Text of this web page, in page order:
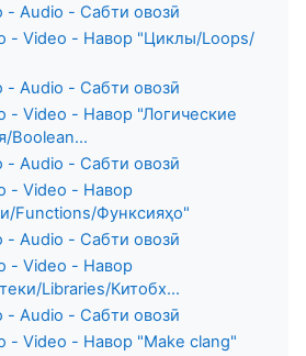
- Audio - Сабти овозӣ
- Video - Навор "Циклы/Loops/
- Audio - Сабти овозӣ
- Video - Навор "Логические
Boolean...
- Audio - Сабти овозӣ
- Video - Навор
Functions/Функсияҳо"
- Audio - Сабти овозӣ
- Video - Навор
Libraries/Китобх...
- Audio - Сабти овозӣ
- Video - Навор "Make clang"